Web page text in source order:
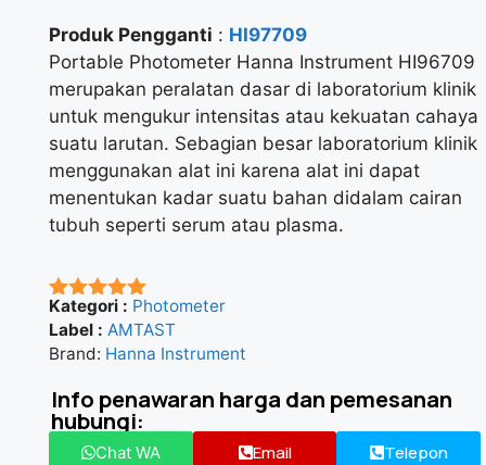
Produk Pengganti : HI97709
Portable Photometer Hanna Instrument HI96709
merupakan peralatan dasar di laboratorium klinik
untuk mengukur intensitas atau kekuatan cahaya
suatu larutan. Sebagian besar laboratorium klinik
menggunakan alat ini karena alat ini dapat
menentukan kadar suatu bahan didalam cairan
tubuh seperti serum atau plasma.
★★★★★
Kategori : Photometer
Label : AMTAST
Brand: Hanna Instrument
Info penawaran harga dan pemesanan
hubungi:
Chat WA Email Telepon